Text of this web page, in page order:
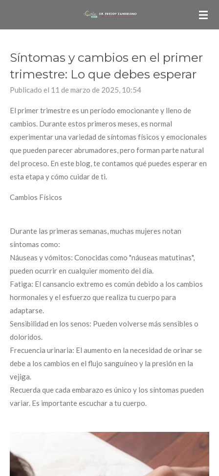
Síntomas y cambios en el primer
trimestre: Lo que debes esperar
Publicado el 11 de marzo de 2025, 10:54
El primer trimestre es un período emocionante y lleno de
cambios. Durante estos primeros meses, es normal
experimentar una variedad de síntomas físicos y emocionales
que pueden parecer abrumadores, pero forman parte natural
del proceso. En este blog, te contamos qué puedes esperar en
esta etapa y cómo cuidar de ti.
Cambios Físicos
Durante las primeras semanas, muchas mujeres notan
síntomas como:
Náuseas y vómitos: Conocidas como "náuseas matutinas",
pueden ocurrir en cualquier momento del día.
Fatiga: El cansancio extremo es común debido a los cambios
hormonales y el esfuerzo que realiza tu cuerpo para
adaptarse.
Sensibilidad en los senos: Pueden volverse más sensibles o
doloridos.
Frecuencia urinaria: El aumento en la necesidad de orinar se
debe a los cambios en el flujo sanguíneo y la presión en la
vejiga.
Recuerda que cada embarazo es único y los síntomas pueden
variar. Es importante escuchar a tu cuerpo.